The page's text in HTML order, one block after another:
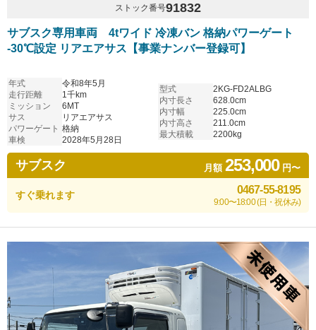
ストック番号91832
サブスク専用車両 4tワイド 冷凍バン 格納パワーゲート
-30℃設定 リアエアサス【事業ナンバー登録可】
年式
令和8年5月
走行距離
1千km
ミッション
6MT
サス
リアエアサス
パワーゲート 格納
車検
2028年5月28日
型式
2KG-FD2ALBG
内寸長さ
628.0cm
内寸幅
225.0cm
内寸高さ
211.0cm
最大積載
2200kg
サブスク 月額253,000円〜
すぐ乗れます 0467-55-8195
9:00〜18:00 (日・祝休み)